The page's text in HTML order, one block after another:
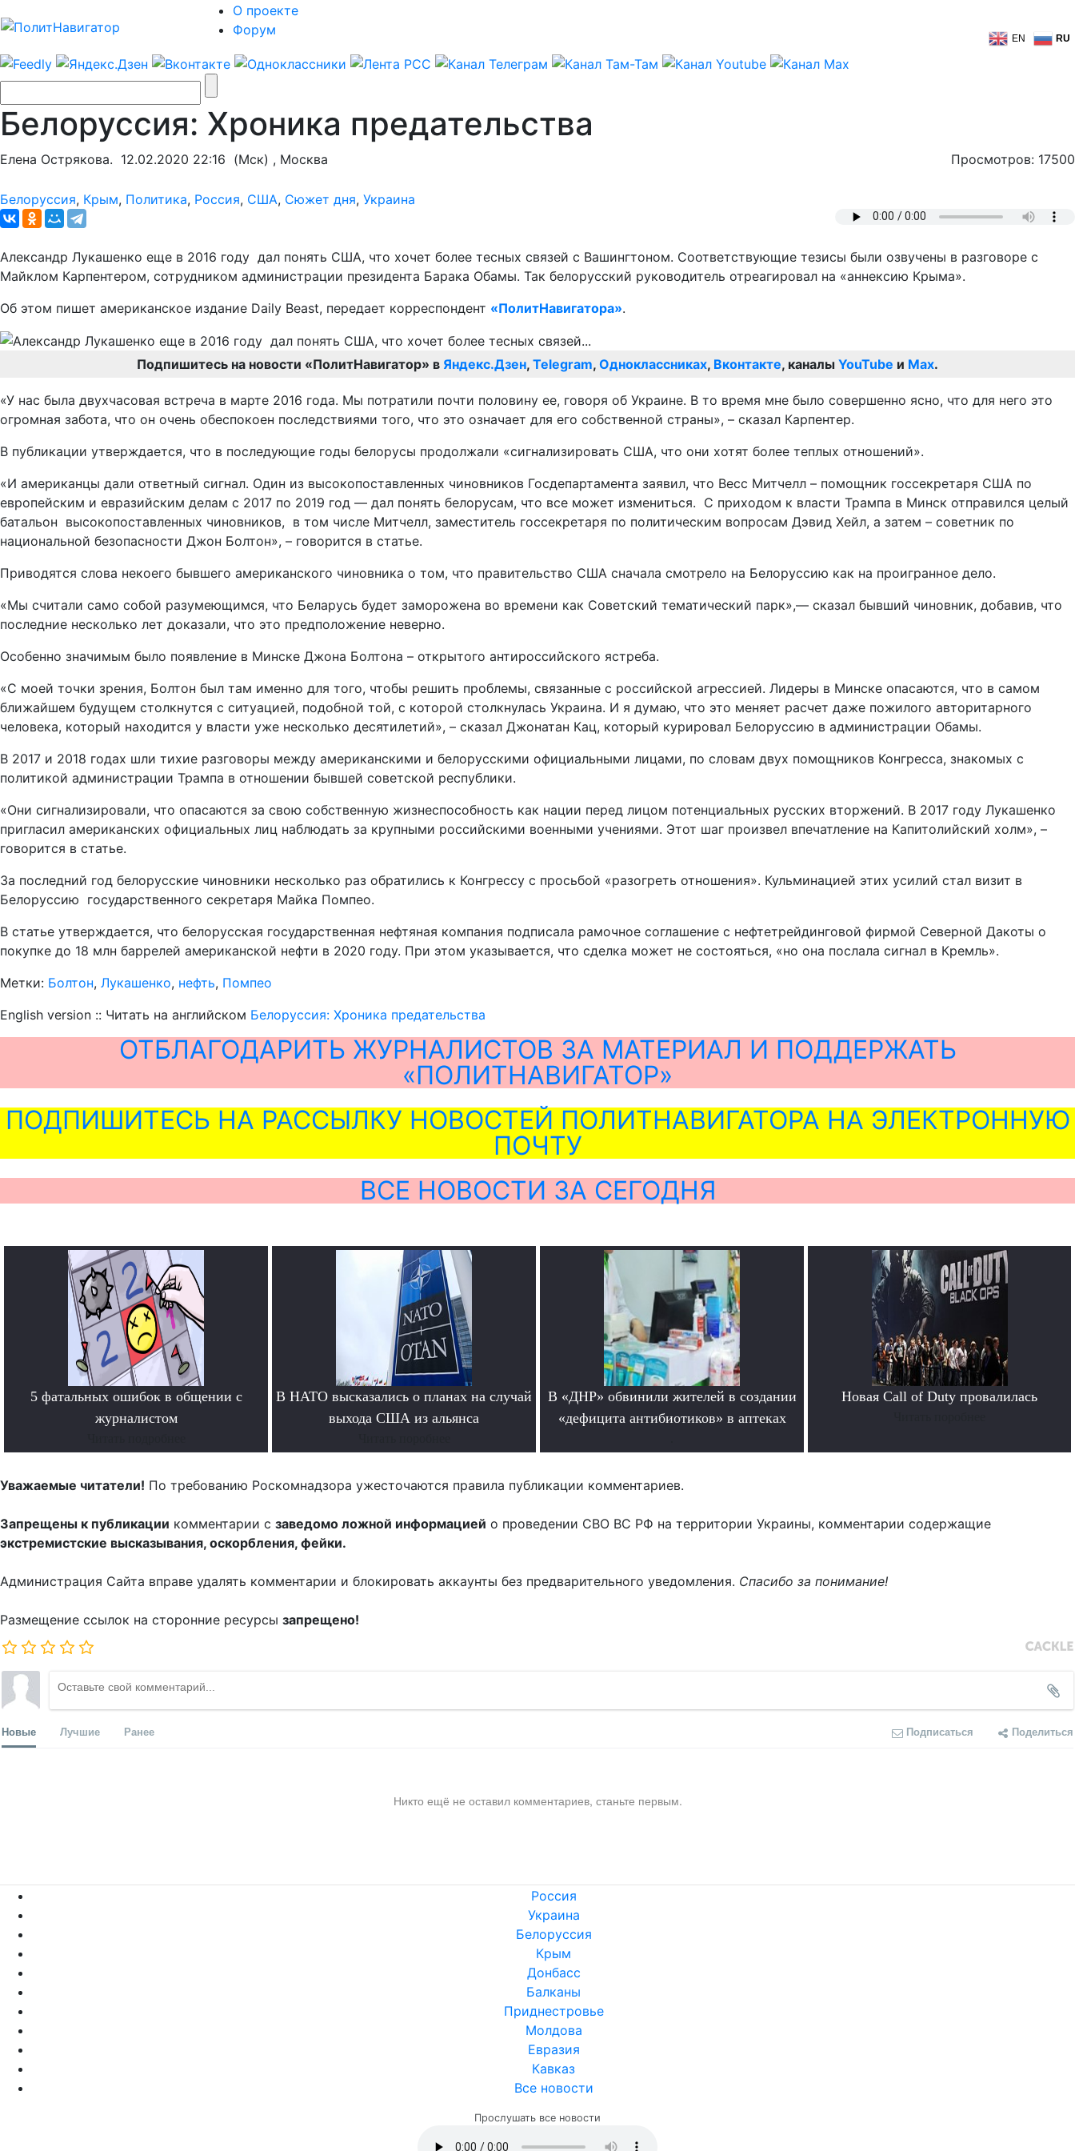
О проекте
Форум
EN RU
Белоруссия: Хроника предательства
Елена Острякова. 12.02.2020 22:16 (Мск) , Москва Просмотров: 17500
Белоруссия, Крым, Политика, Россия, США, Сюжет дня, Украина
Александр Лукашенко еще в 2016 году дал понять США, что хочет более тесных связей с Вашингтоном. Соответствующие тезисы были озвучены в разговоре с
Майклом Карпентером, сотрудником администрации президента Барака Обамы. Так белорусский руководитель отреагировал на «аннексию Крыма».
Об этом пишет американское издание Daily Beast, передает корреспондент «ПолитНавигатора».
Подпишитесь на новости «ПолитНавигатор» в Яндекс.Дзен, Telegram, Одноклассниках, Вконтакте, каналы YouTube и Max.
«У нас была двухчасовая встреча в марте 2016 года. Мы потратили почти половину ее, говоря об Украине. В то время мне было совершенно ясно, что для него это
огромная забота, что он очень обеспокоен последствиями того, что это означает для его собственной страны», – сказал Карпентер.
В публикации утверждается, что в последующие годы белорусы продолжали «сигнализировать США, что они хотят более теплых отношений».
«И американцы дали ответный сигнал. Один из высокопоставленных чиновников Госдепартамента заявил, что Весс Митчелл – помощник госсекретаря США по
европейским и евразийским делам с 2017 по 2019 год — дал понять белорусам, что все может измениться. С приходом к власти Трампа в Минск отправился целый
батальон высокопоставленных чиновников, в том числе Митчелл, заместитель госсекретаря по политическим вопросам Дэвид Хейл, а затем – советник по
национальной безопасности Джон Болтон», – говорится в статье.
Приводятся слова некоего бывшего американского чиновника о том, что правительство США сначала смотрело на Белоруссию как на проигранное дело.
«Мы считали само собой разумеющимся, что Беларусь будет заморожена во времени как Советский тематический парк»,— сказал бывший чиновник, добавив, что
последние несколько лет доказали, что это предположение неверно.
Особенно значимым было появление в Минске Джона Болтона – открытого антироссийского ястреба.
«С моей точки зрения, Болтон был там именно для того, чтобы решить проблемы, связанные с российской агрессией. Лидеры в Минске опасаются, что в самом
ближайшем будущем столкнутся с ситуацией, подобной той, с которой столкнулась Украина. И я думаю, что это меняет расчет даже пожилого авторитарного
человека, который находится у власти уже несколько десятилетий», – сказал Джонатан Кац, который курировал Белоруссию в администрации Обамы.
В 2017 и 2018 годах шли тихие разговоры между американскими и белорусскими официальными лицами, по словам двух помощников Конгресса, знакомых с
политикой администрации Трампа в отношении бывшей советской республики.
«Они сигнализировали, что опасаются за свою собственную жизнеспособность как нации перед лицом потенциальных русских вторжений. В 2017 году Лукашенко
пригласил американских официальных лиц наблюдать за крупными российскими военными учениями. Этот шаг произвел впечатление на Капитолийский холм», –
говорится в статье.
За последний год белорусские чиновники несколько раз обратились к Конгрессу с просьбой «разогреть отношения». Кульминацией этих усилий стал визит в
Белоруссию государственного секретаря Майка Помпео.
В статье утверждается, что белорусская государственная нефтяная компания подписала рамочное соглашение с нефтетрейдинговой фирмой Северной Дакоты о
покупке до 18 млн баррелей американской нефти в 2020 году. При этом указывается, что сделка может не состояться, «но она послала сигнал в Кремль».
Метки: Болтон, Лукашенко, нефть, Помпео
English version :: Читать на английском Белоруссия: Хроника предательства
ОТБЛАГОДАРИТЬ ЖУРНАЛИСТОВ ЗА МАТЕРИАЛ И ПОДДЕРЖАТЬ
«ПОЛИТНАВИГАТОР»
ПОДПИШИТЕСЬ НА РАССЫЛКУ НОВОСТЕЙ ПОЛИТНАВИГАТОРА НА ЭЛЕКТРОННУЮ
ПОЧТУ
ВСЕ НОВОСТИ ЗА СЕГОДНЯ
5 фатальных ошибок в общении с
журналистом
В НАТО высказались о планах на случай
выхода США из альянса
В «ДНР» обвинили жителей в создании
«дефицита антибиотиков» в аптеках
Новая Call of Duty провалилась
Уважаемые читатели! По требованию Роскомнадзора ужесточаются правила публикации комментариев.
Запрещены к публикации комментарии с заведомо ложной информацией о проведении СВО ВС РФ на территории Украины, комментарии содержащие
экстремистские высказывания, оскорбления, фейки.
Администрация Сайта вправе удалять комментарии и блокировать аккаунты без предварительного уведомления. Спасибо за понимание!
Размещение ссылок на сторонние ресурсы запрещено!
Новые Лучшие Ранее Подписаться Поделиться
Никто ещё не оставил комментариев, станьте первым.
Россия
Украина
Белоруссия
Крым
Донбасс
Балканы
Приднестровье
Молдова
Евразия
Кавказ
Все новости
Прослушать все новости